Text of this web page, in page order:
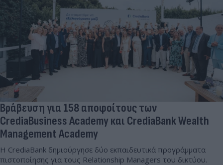
Βράβευση για 158 αποφοίτους των
CrediaBusiness Academy και CrediaBank Wealth
Management Academy
Η CrediaBank δημιούργησε δύο εκπαιδευτικά προγράμματα
πιστοποίησης για τους Relationship Managers του δικτύου.